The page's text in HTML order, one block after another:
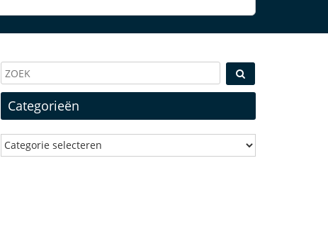
Categorieën
Categorieën